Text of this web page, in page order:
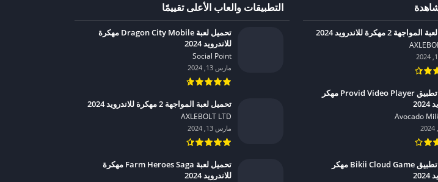
التطبيقات والعاب الأعلى تقييمًا
تحميل لعبة Dragon City Mobile مهكرة
للاندرويد 2024
Social Point‏
مارس 13, 2024
تحميل لعبة المواجهة 2 مهكرة للاندرويد 2024
AXLEBOLT LTD‏
مارس 13, 2024
تحميل لعبة Farm Heroes Saga مهكرة
للاندرويد 2024
2 مهكرة للاندرويد 2024
تحميل تطبيق Provid Video Player مهكر
Avocado
تحميل تطبيق Bikii Cloud Game مهكر